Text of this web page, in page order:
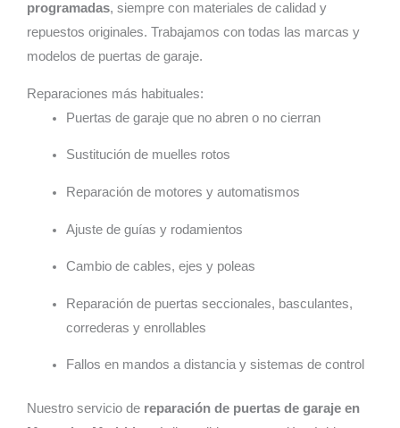
programadas, siempre con materiales de calidad y
repuestos originales. Trabajamos con todas las marcas y
modelos de puertas de garaje.
Reparaciones más habituales:
Puertas de garaje que no abren o no cierran
Sustitución de muelles rotos
Reparación de motores y automatismos
Ajuste de guías y rodamientos
Cambio de cables, ejes y poleas
Reparación de puertas seccionales, basculantes,
correderas y enrollables
Fallos en mandos a distancia y sistemas de control
Nuestro servicio de reparación de puertas de garaje en